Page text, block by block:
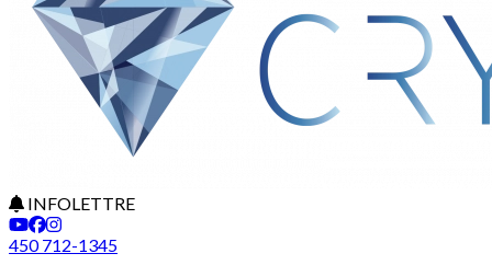
INFOLETTRE
450 712-1345